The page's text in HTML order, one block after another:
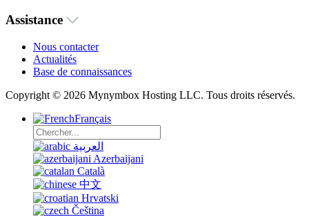
Assistance
Nous contacter
Actualités
Base de connaissances
Copyright © 2026 Mynymbox Hosting LLC. Tous droits réservés.
Français
العربية
Azerbaijani
Català
中文
Hrvatski
Čeština